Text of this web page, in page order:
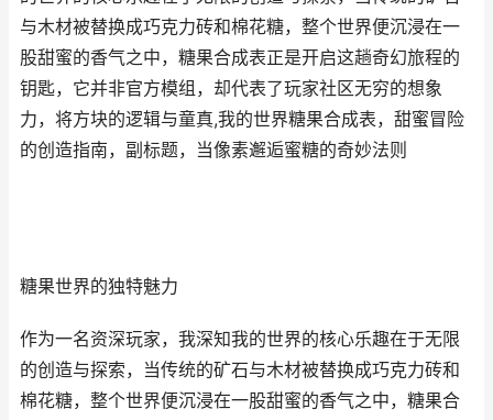
与木材被替换成巧克力砖和棉花糖，整个世界便沉浸在一
股甜蜜的香气之中，糖果合成表正是开启这趟奇幻旅程的
钥匙，它并非官方模组，却代表了玩家社区无穷的想象
力，将方块的逻辑与童真,我的世界糖果合成表，甜蜜冒险
的创造指南，副标题，当像素邂逅蜜糖的奇妙法则
糖果世界的独特魅力
作为一名资深玩家，我深知我的世界的核心乐趣在于无限
的创造与探索，当传统的矿石与木材被替换成巧克力砖和
棉花糖，整个世界便沉浸在一股甜蜜的香气之中，糖果合